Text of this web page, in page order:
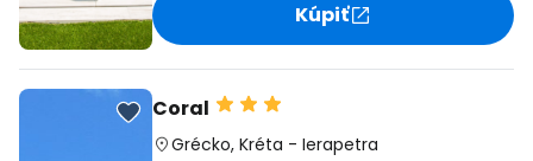
Kúpiť
Coral
Grécko, Kréta - Ierapetra